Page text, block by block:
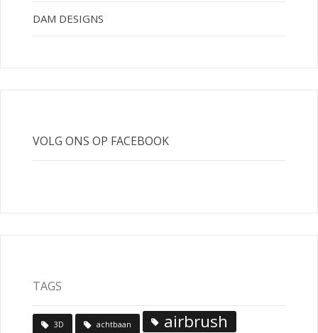
DAM DESIGNS
VOLG ONS OP FACEBOOK
TAGS
3D achtbaan airbrush